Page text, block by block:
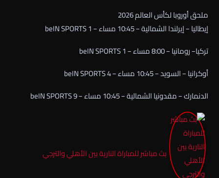
ملحق أوروبا لكأس العالم 2026
إيطاليا – إيرلندا الشمالية – 10:45 مساء – beIN SPORTS 1
تركيا– رومانيا – 8:00 مساء – beIN SPORTS 1
أوكرانيا – السويد – 10:45 مساء – beIN SPORTS 4
الدنمارك – مقدونيا الشمالية – 10:45 مساء – beIN SPORTS 9
بث مباشر للمباراة النارية بين الأهلي والترجي